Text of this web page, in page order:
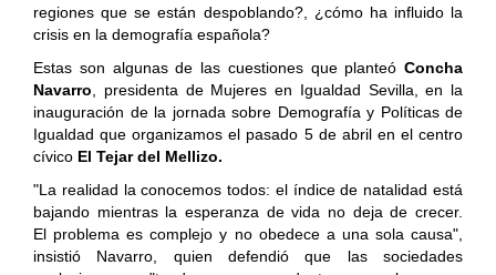
regiones que se están despoblando?, ¿cómo ha influido la
crisis en la demografía española?
Estas son algunas de las cuestiones que planteó Concha
Navarro , presidenta de Mujeres en Igualdad Sevilla, en la
inauguración de la jornada sobre Demografía y Políticas de
Igualdad que organizamosel pasado 5 de abril en el centro
cívico El Tejar del Mellizo.
"La realidad la conocemos todos: el índice de natalidad está
bajando mientras la esperanza de vida no deja de crecer.
El problema es complejo y no obedece a una sola causa",
insistió Navarro, quien defendió que las sociedades